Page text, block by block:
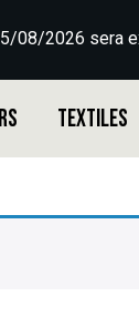
08/2026 sera
Textiles